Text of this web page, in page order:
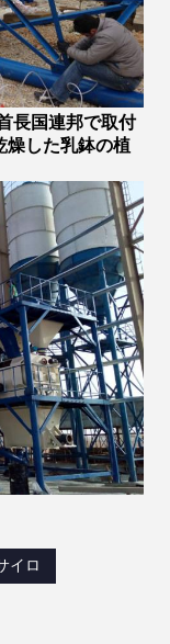
長国連邦で取付
燥した乳鉢の植
イロ